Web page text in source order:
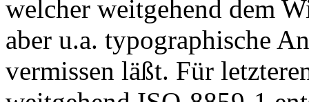
welcher weitgehend dem
aber u.a. typographische
vermissen läßt. Für